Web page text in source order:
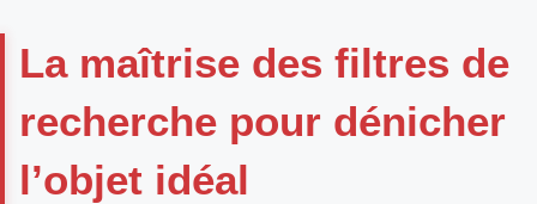
La maîtrise des filtres de
recherche pour dénicher
l’objet idéal